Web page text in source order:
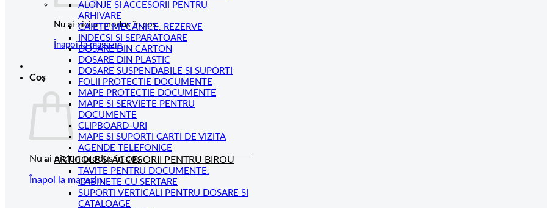
Nu ai niciun produs în coș.
Înapoi la magazin
Coș
Nu ai niciun produs în coș.
Înapoi la magazin
ALONJE SI ACCESORII PENTRU
ARHIVARE
CAIETE MECANICE. REZERVE
INDECSI SI SEPARATOARE
DOSARE DIN CARTON
DOSARE DIN PLASTIC
DOSARE SUSPENDABILE SI SUPORTI
FOLII PROTECTIE DOCUMENTE
MAPE PROTECTIE DOCUMENTE
MAPE SI SERVIETE PENTRU
DOCUMENTE
CLIPBOARD-URI
MAPE SI SUPORTI CARTI DE VIZITA
AGENDE TELEFONICE
ARTICOLE SI ACCESORII PENTRU BIROU
TAVITE PENTRU DOCUMENTE.
CABINETE CU SERTARE
SUPORTI VERTICALI PENTRU DOSARE SI
CATALOAGE